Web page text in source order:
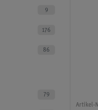
9
176
86
79
Artikel-